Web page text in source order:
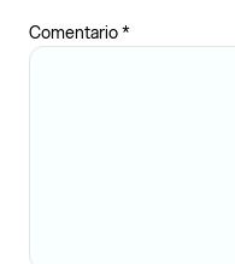
Comentario*